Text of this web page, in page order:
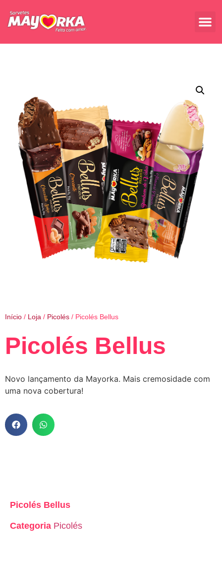
Início / Loja / Picolés / Picolés Bellus
Picolés Bellus
Novo lançamento da Mayorka. Mais cremosidade com
uma nova cobertura!
Picolés Bellus
Categoria Picolés